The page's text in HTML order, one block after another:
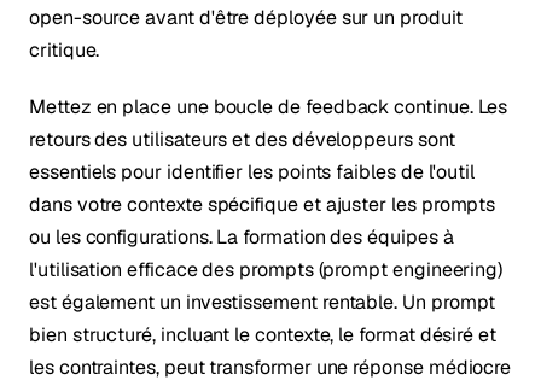
open-source avant d'être déployée sur un produit
critique.
Mettez en place une boucle de feedback continue. Les
retours des utilisateurs et des développeurs sont
essentiels pour identifier les points faibles de l'outil
dans votre contexte spécifique et ajuster les prompts
ou les configurations. La formation des équipes à
l'utilisation efficace des prompts (prompt engineering)
est également un investissement rentable. Un prompt
bien structuré, incluant le contexte, le format désiré et
les contraintes, peut transformer une réponse médiocre